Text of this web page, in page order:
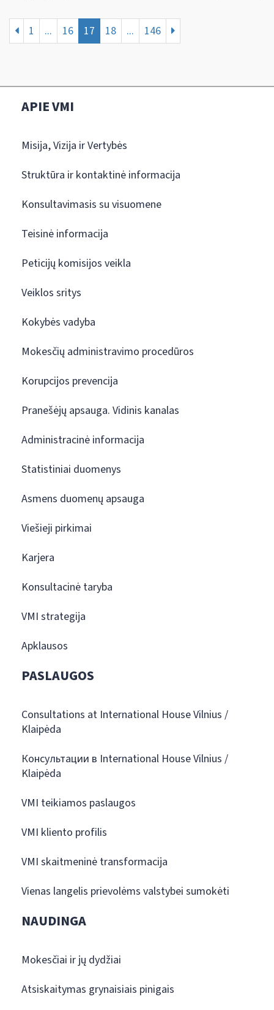
1 ... 16 17 18 ... 146
APIE VMI
Misija, Vizija ir Vertybės
Struktūra ir kontaktinė informacija
Konsultavimasis su visuomene
Teisinė informacija
Peticijų komisijos veikla
Veiklos sritys
Kokybės vadyba
Mokesčių administravimo procedūros
Korupcijos prevencija
Pranešėjų apsauga. Vidinis kanalas
Administracinė informacija
Statistiniai duomenys
Asmens duomenų apsauga
Viešieji pirkimai
Karjera
Konsultacinė taryba
VMI strategija
Apklausos
PASLAUGOS
Consultations at International House Vilnius /
Klaipėda
Консультации в International House Vilnius /
Klaipėda
VMI teikiamos paslaugos
VMI kliento profilis
VMI skaitmeninė transformacija
Vienas langelis prievolėms valstybei sumokėti
NAUDINGA
Mokesčiai ir jų dydžiai
Atsiskaitymas grynaisiais pinigais